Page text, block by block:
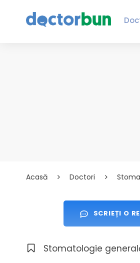
Acasă Doctori
SCRIEȚI O
Stomatologie